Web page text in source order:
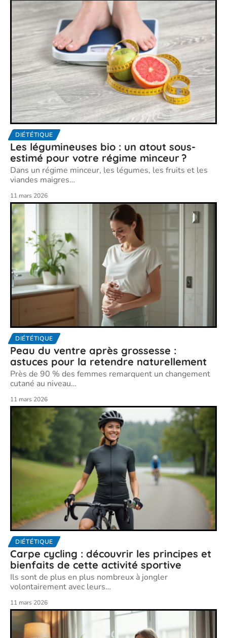
DIÉTÉTIQUE
Les légumineuses bio : un atout sous-
estimé pour votre régime minceur ?
Dans un régime minceur, les légumes, les fruits et les
viandes maigres…
11 mars 2026
DIÉTÉTIQUE
Peau du ventre après grossesse :
astuces pour la retendre naturellement
Près de 90 % des femmes remarquent un changement
cutané au niveau…
11 mars 2026
DIÉTÉTIQUE
Carpe cycling : découvrir les principes et
bienfaits de cette activité sportive
Ils sont de plus en plus nombreux à jongler
volontairement avec leurs…
11 mars 2026